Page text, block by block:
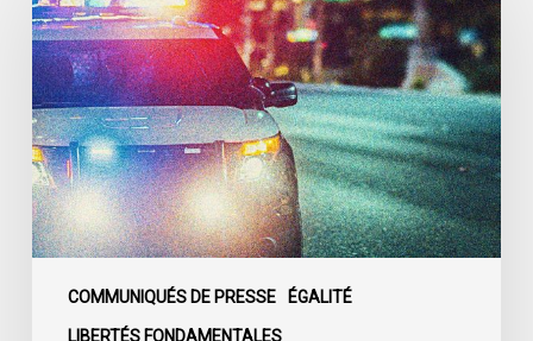
COMMUNIQUÉS DE PRESSE ÉGALITÉ
LIBERTÉS FONDAMENTALES
faveur
d’une
commission
d’enquête
publique
sur
le
racisme
policier